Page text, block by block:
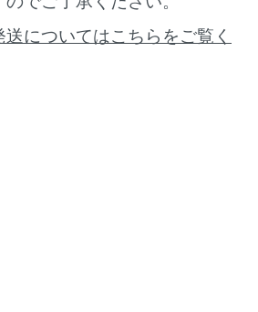
についてはこちらをご覧く